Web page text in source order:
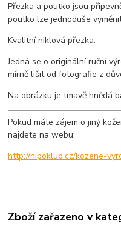
Přezka a poutko jsou
poutko lze jednoduše
Kvalitní niklová přezka.
Jedná se o originální ruční
mírně lišit od fotografie z
Na obrázku je tmavě hnědá
Pokud máte zájem o jiný
najdete na webu:
http://hipoklub.cz/kozene-
Zboží zařazeno v